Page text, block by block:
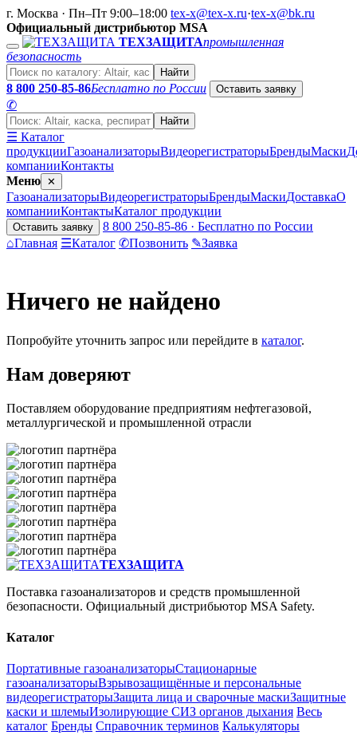
г. Москва · Пн–Пт 9:00–18:00 tex-x@tex-x.ru·tex-x@bk.ru
Официальный дистрибьютор MSA
ТЕХЗАЩИТАпромышленная
безопасность
Найти
8 800 250-85-86Бесплатно по России Оставить заявку
✆
Найти
☰ Каталог
продукцииГазоанализаторыВидеорегистраторыБрендыМаски
компанииКонтакты
Меню ✕
ГазоанализаторыВидеорегистраторыБрендыМаскиДоставкаО
компанииКонтактыКаталог продукции
Оставить заявку
8 800 250-85-86 · Бесплатно по России
⌂Главная ☰Каталог ✆Позвонить ✎Заявка
Ничего не найдено
Попробуйте уточнить запрос или перейдите в каталог.
Нам доверяют
Поставляем оборудование предприятиям нефтегазовой,
металлургической и промышленной отрасли
ТЕХЗАЩИТА
Поставка газоанализаторов и средств промышленной
безопасности. Официальный дистрибьютор MSA Safety.
Каталог
Портативные газоанализаторыСтационарные
газоанализаторыВзрывозащищённые и персональные
видеорегистраторыЗащита лица и сварочные маскиЗащитные
каски и шлемыИзолирующие СИЗ органов дыхания Весь
каталог Бренды Справочник терминов Калькуляторы